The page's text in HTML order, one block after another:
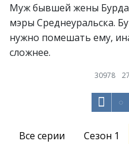
Муж бывшей жены
мэры Среднеуральска.
нужно помешать ему,
сложнее.
30978
Все серии Сезон 1